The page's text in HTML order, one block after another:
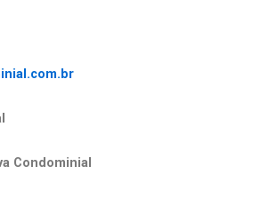
Condominial